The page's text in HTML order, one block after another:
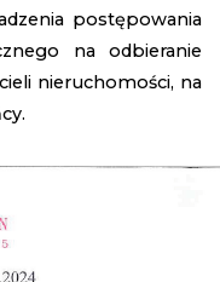
postępowania
na odbieranie
nieruchomości, na